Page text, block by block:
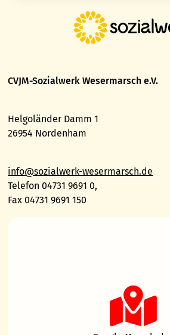
CVJM-Sozialwerk Wesermarsch e.V.
Helgoländer Damm 1
26954 Nordenham
info@sozialwerk-wesermarsch.de
Telefon 04731 9691 0,
Fax 04731 9691 150